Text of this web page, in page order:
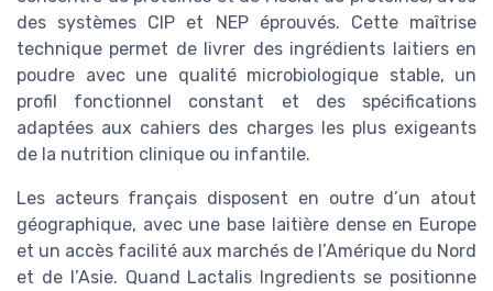
des systèmes CIP et NEP éprouvés. Cette maîtrise
technique permet de livrer des ingrédients laitiers en
poudre avec une qualité microbiologique stable, un
profil fonctionnel constant et des spécifications
adaptées aux cahiers des charges les plus exigeants
de la nutrition clinique ou infantile.
Les acteurs français disposent en outre d’un atout
géographique, avec une base laitière dense en Europe
et un accès facilité aux marchés de l’Amérique du Nord
et de l’Asie. Quand Lactalis Ingredients se positionne